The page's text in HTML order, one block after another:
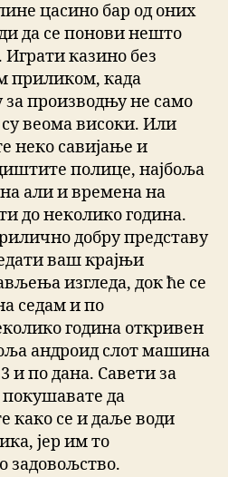
цасино бар од оних
да се понови нешто
казино без
приликом, када
производњу не само
веома високи. Или
неко савијање и
полице, најбоља
али и времена на
до неколико година.
добру представу
ваш крајњи
изгледа, док ће се
седам и по
година откривен
андроид слот машина
и по дана. Савети за
покушавате да
како се и даље води
јер им то
задовољство.